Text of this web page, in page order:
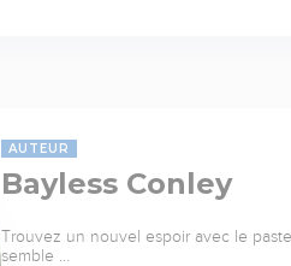
AUTEUR
Bayless Conley
Trouvez un nouvel espoir avec le
semble …